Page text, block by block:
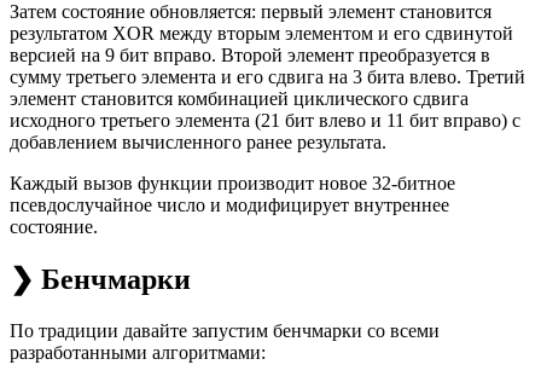
Затем состояние обновляется: первый элемент становится
результатом XOR между вторым элементом и его сдвинутой
версией на 9 бит вправо. Второй элемент преобразуется в
сумму третьего элемента и его сдвига на 3 бита влево. Третий
элемент становится комбинацией циклического сдвига
исходного третьего элемента (21 бит влево и 11 бит вправо) с
добавлением вычисленного ранее результата.
Каждый вызов функции производит новое 32-битное
псевдослучайное число и модифицирует внутреннее
состояние.
❯ Бенчмарки
По традиции давайте запустим бенчмарки со всеми
разработанными алгоритмами: